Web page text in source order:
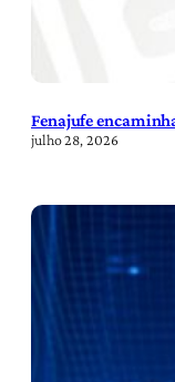
Fenajufe
julho 28, 2026